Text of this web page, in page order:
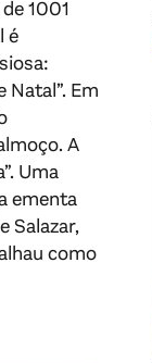
1001
é
Natal”. Em
A
Uma
ementa
Salazar,
como